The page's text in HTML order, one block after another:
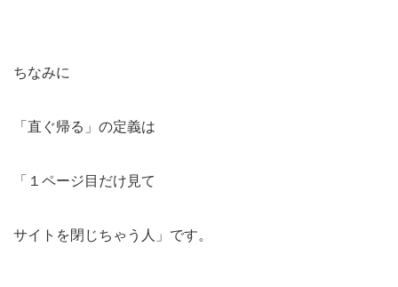
大限
す
ちなみに
「直ぐ帰る」の定義は
「１ページ目だけ見て
サイトを閉じちゃう人」です。